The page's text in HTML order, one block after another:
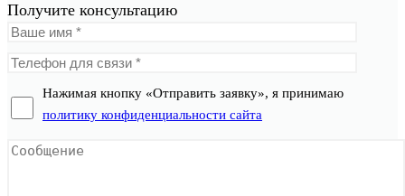
Получите консультацию
Нажимая кнопку «Отправить заявку», я принимаю
политику конфиденциальности сайта